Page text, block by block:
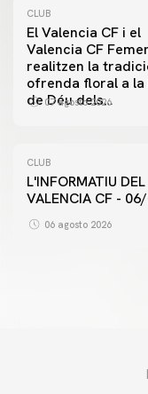
CLUB
El Valencia CF i el
Valencia CF
realitzen la
ofrenda floral a la
de Déu dels
07 agosto 2026
CLUB
L'INFORMATIU DEL
VALENCIA CF -
06 agosto 2026